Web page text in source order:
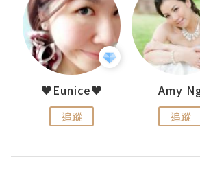
♥Eunice♥
追蹤
Amy
追蹤